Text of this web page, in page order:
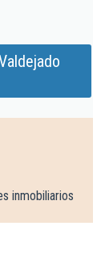
inmobiliarios